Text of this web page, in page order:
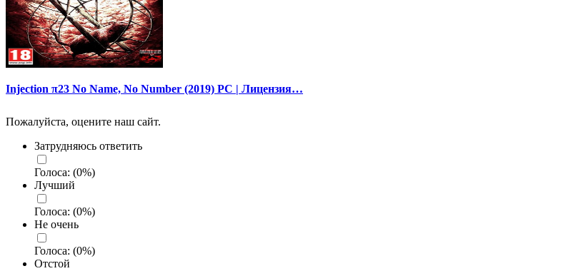
Injection π23 No Name, No Number (2019) PC | Лицензия…
Пожалуйста, оцените наш сайт.
Затрудняюсь ответить
Голоса: (0%)
Лучший
Голоса: (0%)
Не очень
Голоса: (0%)
Отстой